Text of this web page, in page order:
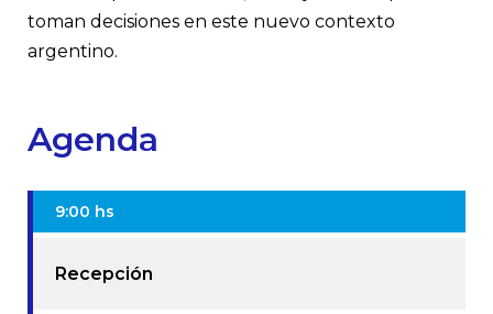
toman decisiones en este nuevo contexto
argentino.
Agenda
9:00 hs
Recepción